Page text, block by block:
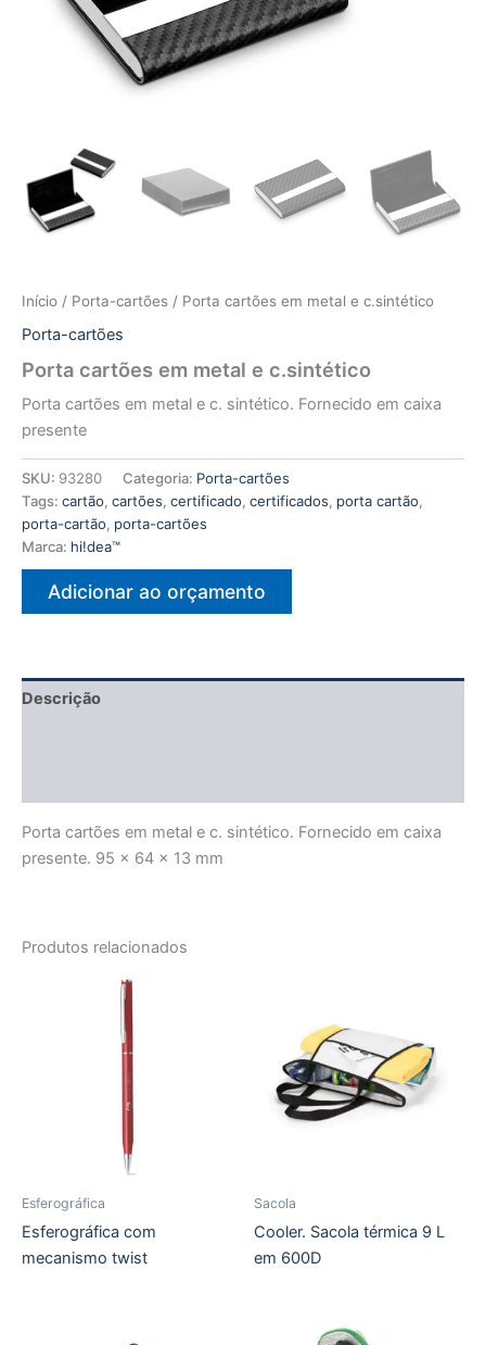
Início / Porta-cartões / Porta cartões em metal e c.sintético
Porta-cartões
Porta cartões em metal e c.sintético
Porta cartões em metal e c. sintético. Fornecido em caixa
presente
SKU: 93280 Categoria: Porta-cartões
Tags: cartão, cartões, certificado, certificados, porta cartão,
porta-cartão, porta-cartões
Marca: hi!dea™
Adicionar ao orçamento
Descrição
Porta cartões em metal e c. sintético. Fornecido em caixa
presente. 95 x 64 x 13 mm
Produtos relacionados
Esferográfica
Esferográfica com
mecanismo twist
Sacola
Cooler. Sacola térmica 9 L
em 600D